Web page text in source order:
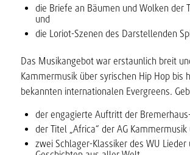
die Briefe an Bäumen und Wolken der
und
die Loriot-Szenen des Darstellenden
Das Musikangebot war erstaunlich breit
Kammermusik über syrischen Hip Hop bis
bekannten internationalen Evergreens.
der engagierte Auftritt der
der Titel „Africa“ der AG Kammermusik
zwei Schlager-Klassiker des WU Lieder